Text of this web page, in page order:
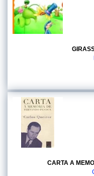
CARTA A